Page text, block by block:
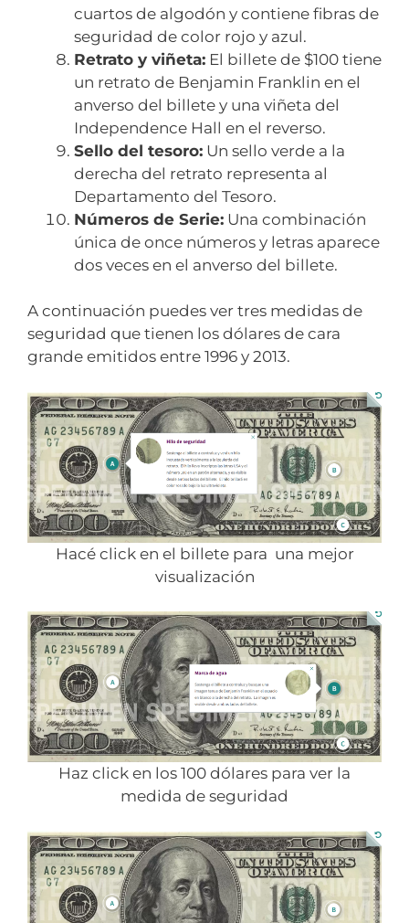
cuartos de algodón y contiene fibras de
seguridad de color rojo y azul.
Retrato y viñeta: El billete de $100 tiene
un retrato de Benjamin Franklin en el
anverso del billete y una viñeta del
Independence Hall en el reverso.
Sello del tesoro: Un sello verde a la
derecha del retrato representa al
Departamento del Tesoro.
Números de Serie: Una combinación
única de once números y letras aparece
dos veces en el anverso del billete.
A continuación puedes ver tres medidas de
seguridad que tienen los dólares de cara
grande emitidos entre 1996 y 2013.
Hacé click en el billete para una mejor
visualización
Haz click en los 100 dólares para ver la
medida de seguridad